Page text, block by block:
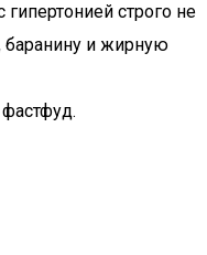
строго не
баранину и жирную